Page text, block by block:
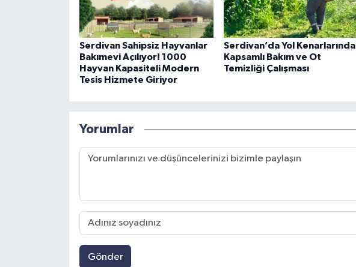
Serdivan Sahipsiz Hayvanlar
Bakımevi Açılıyor! 1000
Hayvan Kapasiteli Modern
Tesis Hizmete Giriyor
Serdivan’da Yol Kenarlarında
Kapsamlı Bakım ve Ot
Temizliği Çalışması
Yorumlar
Gönder